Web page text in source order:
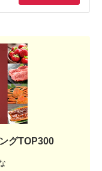
グTOP300